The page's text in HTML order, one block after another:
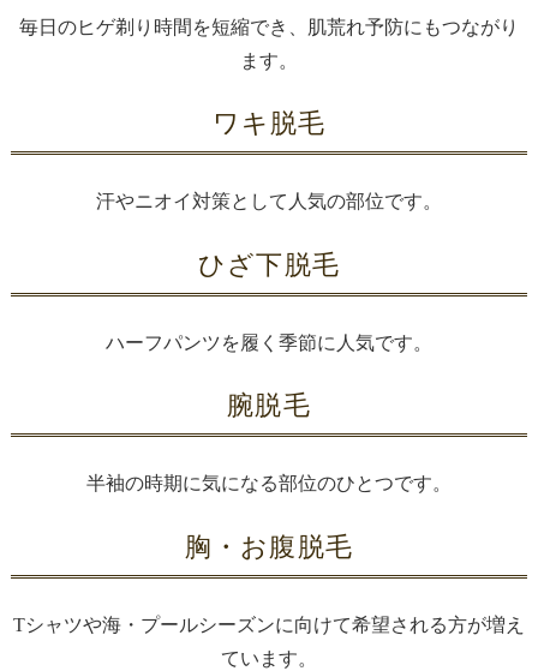
毎日のヒゲ剃り時間を短縮でき、肌荒れ予防にもつながり
ます。
ワキ脱毛
汗やニオイ対策として人気の部位です。
ひざ下脱毛
ハーフパンツを履く季節に人気です。
腕脱毛
半袖の時期に気になる部位のひとつです。
胸・お腹脱毛
Tシャツや海・プールシーズンに向けて希望される方が増え
ています。